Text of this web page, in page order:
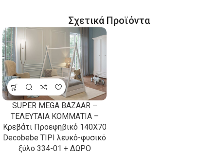
Σχετικά Προϊόντα
SUPER MEGA BAZAAR –
ΤΕΛΕΥΤΑΙΑ ΚΟΜΜΑΤΙΑ –
Κρεβάτι Προεφηβικό 140Χ70
Decobebe TIPI λευκό-φυσικό
ξύλο 334-01 + ΔΩΡΟ